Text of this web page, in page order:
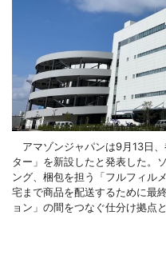
アマゾンジャパンは9月13日
ター」を新設したと発表した。
ング、梱包を担う「フルフィル
宅まで商品を配送するために最
ョン」の間をつなぐ仕分け拠点